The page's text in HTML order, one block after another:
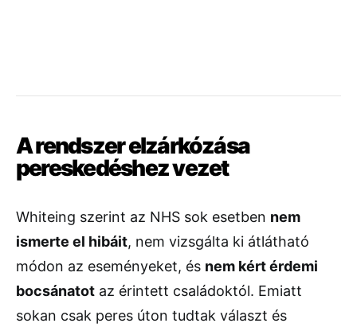
Arendszerelzárkózása
pereskedéshezvezet
Whiteing szerint az NHS sok esetben nem
ismerte el hibáit, nem vizsgálta ki átlátható
módon az eseményeket, és nem kértérdemi
bocsánatot az érintett családoktól. Emiatt
sokan csak peres úton tudtak választ és